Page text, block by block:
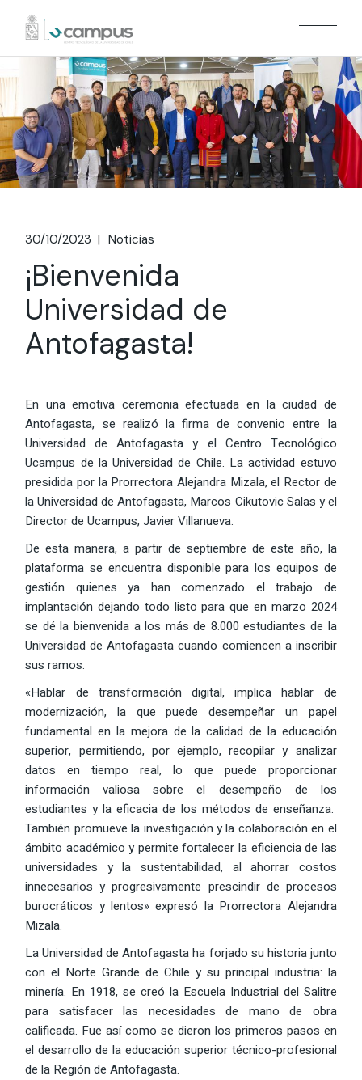
content
30/10/2023 Noticias
¡Bienvenida
Universidad de
Antofagasta!
En una emotiva ceremonia efectuada en la ciudad de
Antofagasta, se realizó la firma de convenio entre la
Universidad de Antofagasta y el Centro Tecnológico
Ucampus de la Universidad de Chile. La actividad estuvo
presidida por la Prorrectora Alejandra Mizala, el Rector de
la Universidad de Antofagasta, Marcos Cikutovic Salas y el
Director de Ucampus, Javier Villanueva.
De esta manera, a partir de septiembre de este año, la
plataforma se encuentra disponible para los equipos de
gestión quienes ya han comenzado el trabajo de
implantación dejando todo listo para que en marzo 2024
se dé la bienvenida a los más de 8.000 estudiantes de la
Universidad de Antofagasta cuando comiencen a inscribir
sus ramos.
«Hablar de transformación digital, implica hablar de
modernización, la que puede desempeñar un papel
fundamental en la mejora de la calidad de la educación
superior, permitiendo, por ejemplo, recopilar y analizar
datos en tiempo real, lo que puede proporcionar
información valiosa sobre el desempeño de los
estudiantes y la eficacia de los métodos de enseñanza.
También promueve la investigación y la colaboración en el
ámbito académico y permite fortalecer la eficiencia de las
universidades y la sustentabilidad, al ahorrar costos
innecesarios y progresivamente prescindir de procesos
burocráticos y lentos» expresó la Prorrectora Alejandra
Mizala.
La Universidad de Antofagasta ha forjado su historia junto
con el Norte Grande de Chile y su principal industria: la
minería. En 1918, se creó la Escuela Industrial del Salitre
para satisfacer las necesidades de mano de obra
calificada. Fue así como se dieron los primeros pasos en
el desarrollo de la educación superior técnico-profesional
de la Región de Antofagasta.